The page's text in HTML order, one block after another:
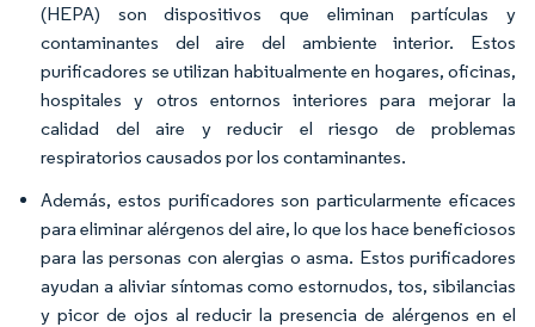
(HEPA) son dispositivos que eliminan partículas y
contaminantes del aire del ambiente interior. Estos
purificadores se utilizan habitualmente en hogares, oficinas,
hospitales y otros entornos interiores para mejorar la
calidad del aire y reducir el riesgo de problemas
respiratorios causados por los contaminantes.
Además, estos purificadores son particularmente eficaces
para eliminar alérgenos del aire, lo que los hace beneficiosos
para las personas con alergias o asma. Estos purificadores
ayudan a aliviar síntomas como estornudos, tos, sibilancias
y picor de ojos al reducir la presencia de alérgenos en el